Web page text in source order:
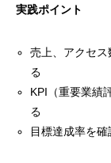
実践ポイント
売上、アクセ
る
KPI（重要業績
る
目標達成率を